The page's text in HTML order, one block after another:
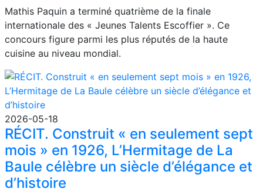
Mathis Paquin a terminé quatrième de la finale
internationale des « Jeunes Talents Escoffier ». Ce
concours figure parmi les plus réputés de la haute
cuisine au niveau mondial.
2026-05-18
RÉCIT. Construit « en seulement sept
mois » en 1926, L’Hermitage de La
Baule célèbre un siècle d’élégance et
d’histoire